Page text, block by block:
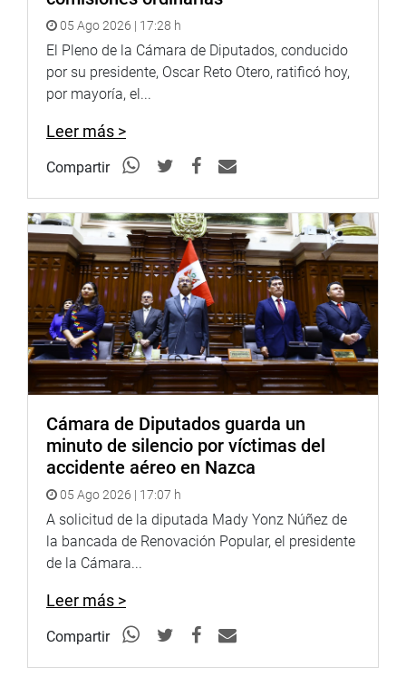
05 Ago 2026 | 17:28 h
El Pleno de la Cámara de Diputados, conducido
por su presidente, Oscar Reto Otero, ratificó hoy,
por mayoría, el...
Leer más >
Compartir
Cámara de Diputados guarda un
minuto de silencio por víctimas del
accidente aéreo en Nazca
05 Ago 2026 | 17:07 h
A solicitud de la diputada Mady Yonz Núñez de
la bancada de Renovación Popular, el presidente
de la Cámara...
Leer más >
Compartir